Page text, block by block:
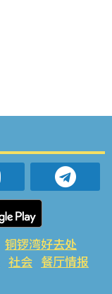
铜锣湾好去处
社会 餐厅情报